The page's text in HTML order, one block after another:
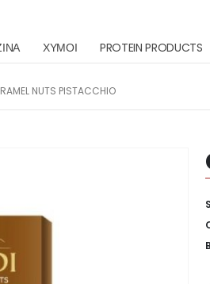
ΧΥΜΟΙ PROTEIN PRODUCTS
NUTS PISTACCHIO